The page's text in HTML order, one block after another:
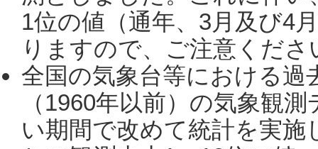
1位の値（通年、3月及び4
りますので、ご注意くだ
全国の気象台等における過
（1960年以前）の気象観
い期間で改めて統計を実